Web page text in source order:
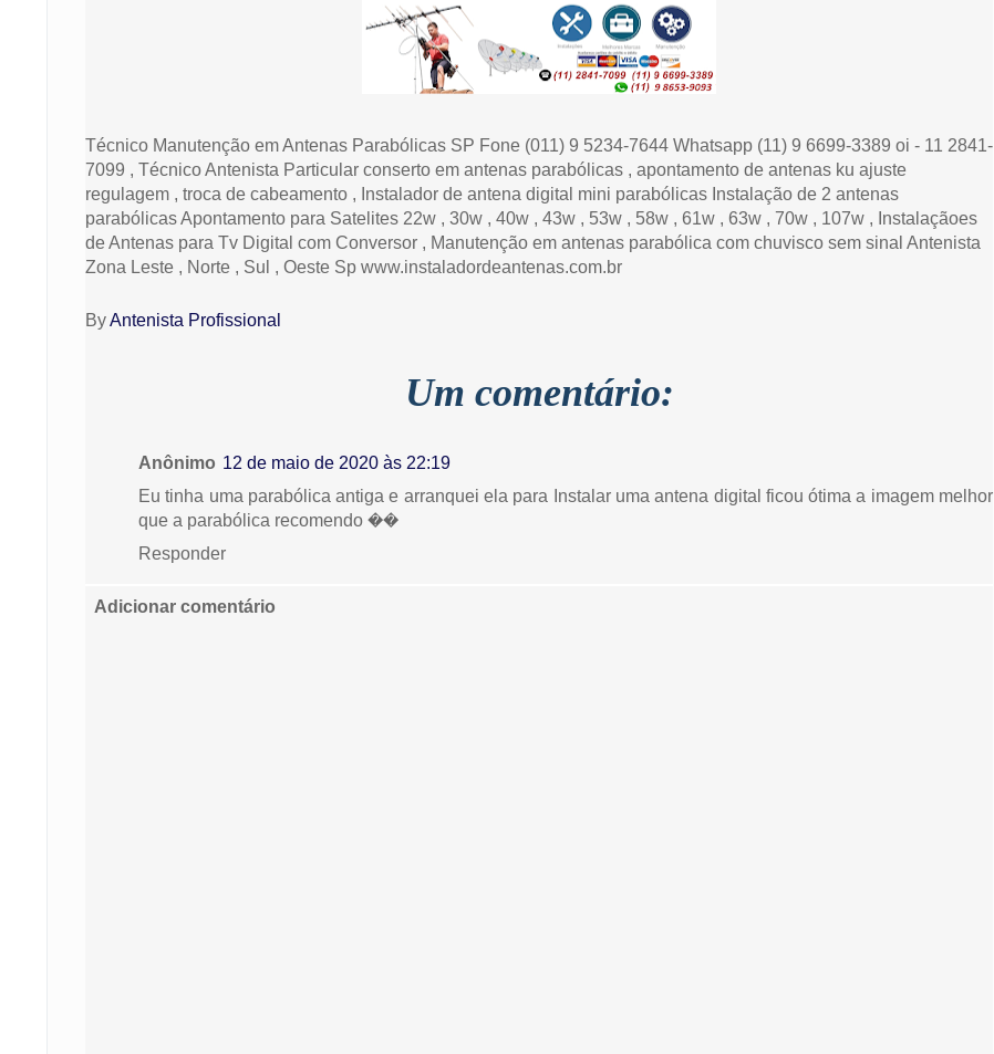
Técnico Manutenção em Antenas Parabólicas SP Fone (011) 9 5234-7644 Whatsapp (11) 9 6699-3389 oi - 11 2841-
7099 , Técnico Antenista Particular conserto em antenas parabólicas , apontamento de antenas ku ajuste
regulagem , troca de cabeamento , Instalador de antena digital mini parabólicas Instalação de 2 antenas
parabólicas Apontamento para Satelites 22w , 30w , 40w , 43w , 53w , 58w , 61w , 63w , 70w , 107w , Instalaçãoes
de Antenas para Tv Digital com Conversor , Manutenção em antenas parabólica com chuvisco sem sinal Antenista
Zona Leste , Norte , Sul , Oeste Sp www.instaladordeantenas.com.br
ByAntenista Profissional
Um comentário:
Anônimo 12 de maio de 2020 às 22:19
Eu tinha uma parabólica antiga e arranquei ela para Instalar uma antena digital ficou ótima a imagem melhor
que a parabólica recomendo ��
Responder
Adicionar comentário